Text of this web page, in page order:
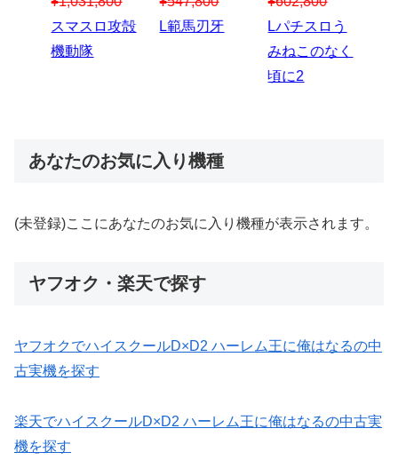
スマスロハナ
ビ
スマスロ秘宝
Lパチスロ 炎
炎ノ消防隊2
あなたのお気に入り機種
(未登録)ここにあなたのお気に入り機種が表示されます。
ヤフオク・楽天で探す
ヤフオクでハイスクールD×D2 ハーレム王に俺はなるの中
古実機を探す
楽天でハイスクールD×D2 ハーレム王に俺はなるの中古実
機を探す